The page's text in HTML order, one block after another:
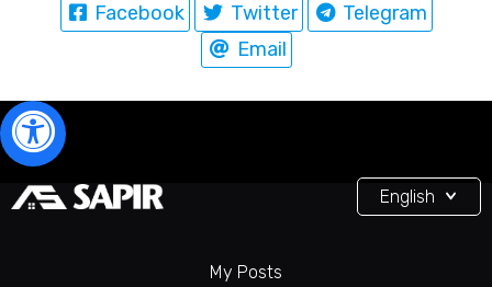
Facebook Twitter
Telegram
Email
My Posts
English